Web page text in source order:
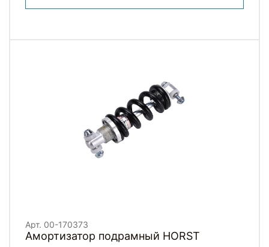
Арт. 00-170373
Амортизатор подрамный HORST